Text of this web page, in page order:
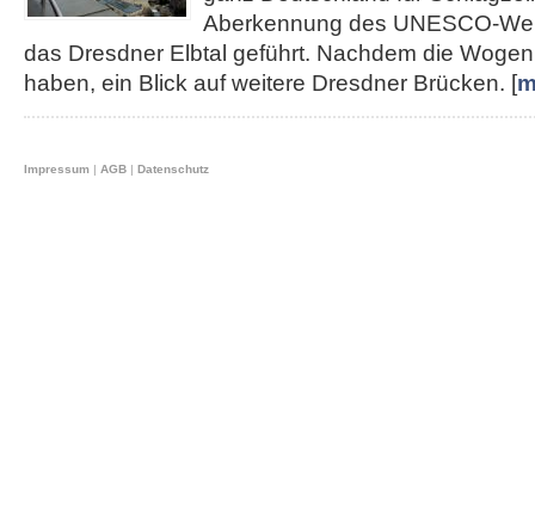
Aberkennung des UNESCO-
das Dresdner Elbtal geführt. Nachdem die
haben, ein Blick auf weitere Dresdner Brücken. [
Impressum | AGB | Datenschutz